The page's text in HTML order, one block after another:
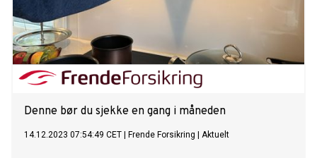
Denne bør du sjekke en gang i måneden
14.12.2023 07:54:49 CET Frende Forsikring Aktuelt